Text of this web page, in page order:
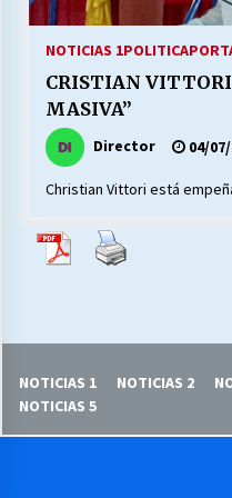
LABORAL:
25/06/
16/06/
NOTICIAS 1POLITICA
CRISTIAN
MASIVA”
Director 04/07/
Christian Vittori está
NOTICIAS 1 NOTICIAS 2
NOTICIAS 5